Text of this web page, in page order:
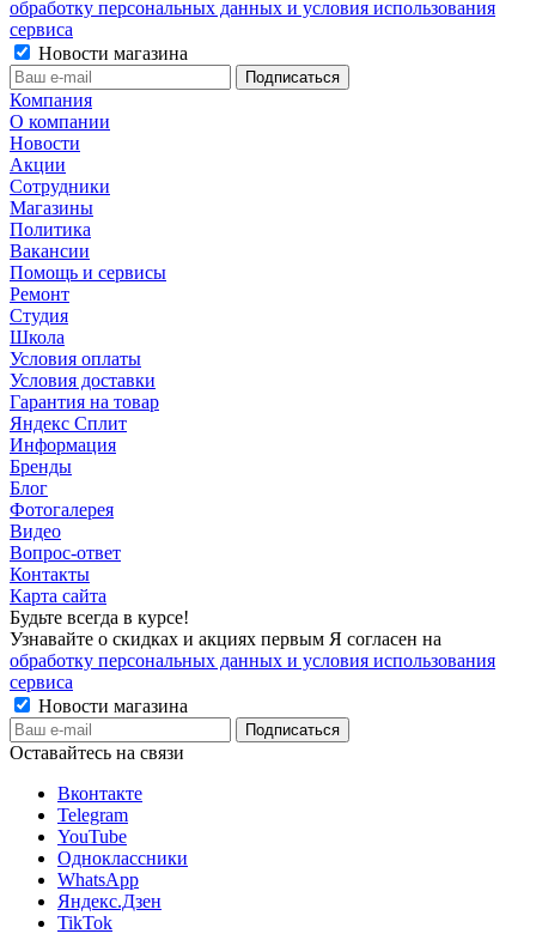
обработку персональных данных и условия использования
сервиса
Новости магазина
Компания
О компании
Новости
Акции
Сотрудники
Магазины
Политика
Вакансии
Помощь и сервисы
Ремонт
Студия
Школа
Условия оплаты
Условия доставки
Гарантия на товар
Яндекс Сплит
Информация
Бренды
Блог
Фотогалерея
Видео
Вопрос-ответ
Контакты
Карта сайта
Будьте всегда в курсе!
Узнавайте о скидках и акциях первым Я согласен на
обработку персональных данных и условия использования
сервиса
Новости магазина
Оставайтесь на связи
Вконтакте
Telegram
YouTube
Одноклассники
WhatsApp
Яндекс.Дзен
TikTok